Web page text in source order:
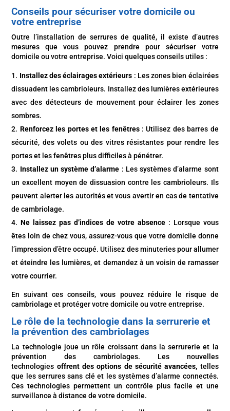
Conseils pour sécuriser votre domicile ou
votre entreprise
Outre l’installation de serrures de qualité, il existe d’autres
mesures que vous pouvez prendre pour sécuriser votre
domicile ou votre entreprise. Voici quelques conseils utiles :
Installez des éclairages extérieurs : Les zones bien éclairées
dissuadent les cambrioleurs. Installez des lumières extérieures
avec des détecteurs de mouvement pour éclairer les zones
sombres.
Renforcez les portes et les fenêtres : Utilisez des barres de
sécurité, des volets ou des vitres résistantes pour rendre les
portes et les fenêtres plus difficiles à pénétrer.
Installez un système d’alarme : Les systèmes d’alarme sont
un excellent moyen de dissuasion contre les cambrioleurs. Ils
peuvent alerter les autorités et vous avertir en cas de tentative
de cambriolage.
Ne laissez pas d’indices de votre absence : Lorsque vous
êtes loin de chez vous, assurez-vous que votre domicile donne
l’impression d’être occupé. Utilisez des minuteries pour allumer
et éteindre les lumières, et demandez à un voisin de ramasser
votre courrier.
En suivant ces conseils, vous pouvez réduire le risque de
cambriolage et protéger votre domicile ou votre entreprise.
Le rôle de la technologie dans la serrurerie et
la prévention des cambriolages
La technologie joue un rôle croissant dans la serrurerie et la
prévention des cambriolages. Les nouvelles
technologies offrent des options de sécurité avancées, telles
que les serrures sans clé et les systèmes d’alarme connectés.
Ces technologies permettent un contrôle plus facile et une
surveillance à distance de votre domicile.